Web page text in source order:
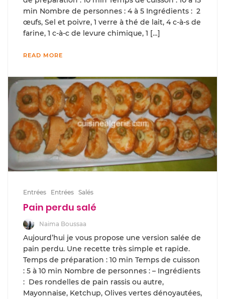
min Nombre de personnes : 4 à 5 Ingrédients : 2
œufs, Sel et poivre, 1 verre à thé de lait, 4 c-à-s de
farine, 1 c-à-c de levure chimique, 1 […]
READ MORE
Entrées Entrées Salés
Pain perdu salé
Naima Boussaa
Aujourd’hui je vous propose une version salée de
pain perdu. Une recette très simple et rapide.
Temps de préparation : 10 min Temps de cuisson
: 5 à 10 min Nombre de personnes : – Ingrédients
: Des rondelles de pain rassis ou autre,
Mayonnaise, Ketchup, Olives vertes dénoyautées,